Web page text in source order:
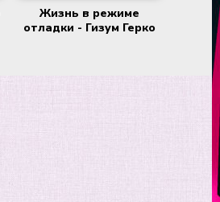
Жизнь в режиме
отладки - Гизум Герко